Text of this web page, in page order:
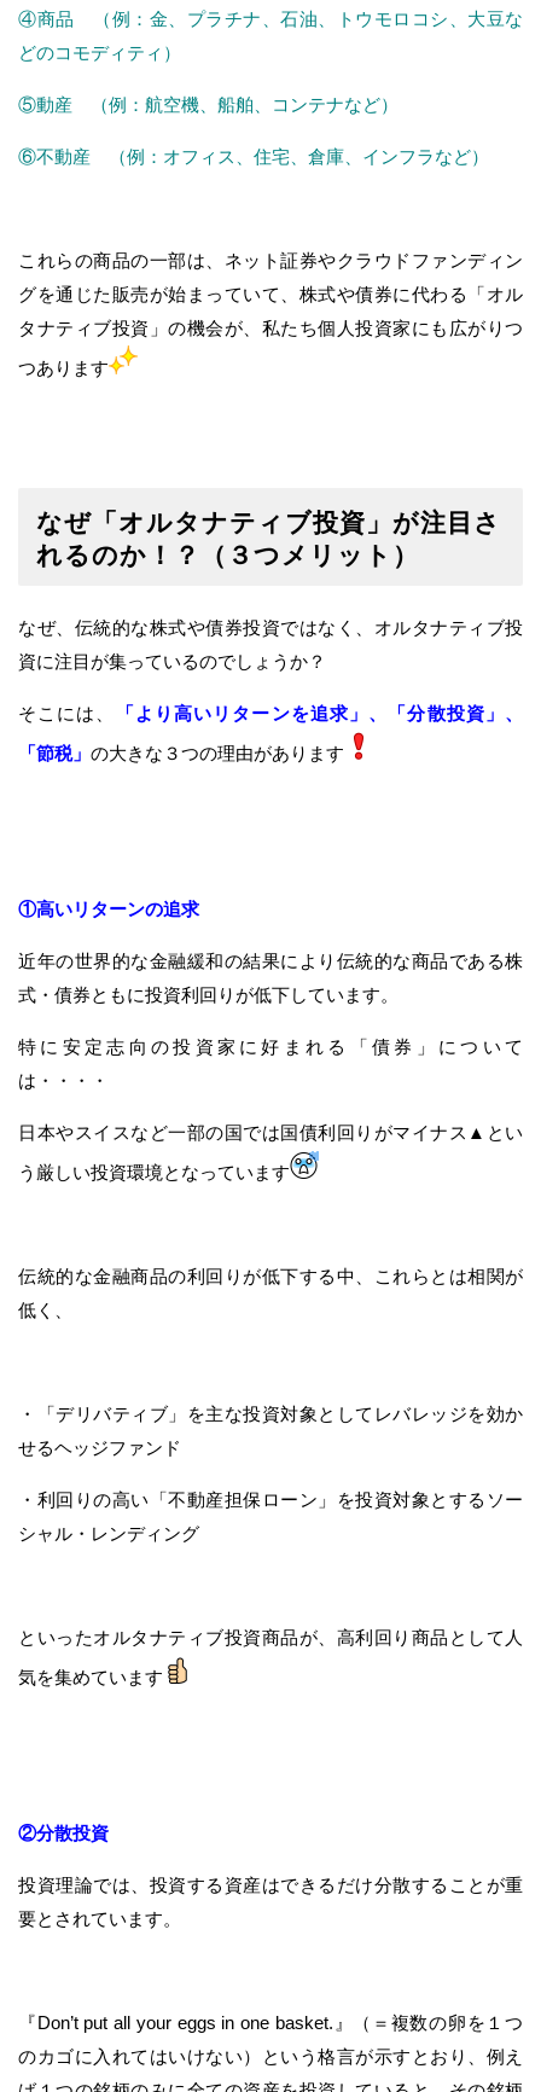
④商品 （例：金、プラチナ、石油、トウモロコシ、大豆な
どのコモディティ）
⑤動産 （例：航空機、船舶、コンテナなど）
⑥不動産 （例：オフィス、住宅、倉庫、インフラなど）
これらの商品の一部は、ネット証券やクラウドファンディン
グを通じた販売が始まっていて、株式や債券に代わる「オル
タナティブ投資」の機会が、私たち個人投資家にも広がりつ
つあります
なぜ「オルタナティブ投資」が注目さ
れるのか！？（３つメリット）
なぜ、伝統的な株式や債券投資ではなく、オルタナティブ投
資に注目が集っているのでしょうか？
そこには、
「より高いリターンを追求」、「分散投資」、
「節税」 の大きな３つの理由があります
①高いリターンの追求
近年の世界的な金融緩和の結果により伝統的な商品である株
式・債券ともに投資利回りが低下しています。
特に安定志向の投資家に好まれる「債券」について
は・・・・
日本やスイスなど一部の国では国債利回りがマイナス▲とい
う厳しい投資環境となっています
伝統的な金融商品の利回りが低下する中、これらとは相関が
低く、
・「デリバティブ」を主な投資対象としてレバレッジを効か
せるヘッジファンド
・利回りの高い「不動産担保ローン」を投資対象とするソー
シャル・レンディング
といったオルタナティブ投資商品が、高利回り商品として人
気を集めています
②分散投資
投資理論では、投資する資産はできるだけ分散することが重
要とされています。
『Don’t put all your eggs in one basket.』（＝複数の卵を１つ
のカゴに入れてはいけない）という格言が示すとおり、例え